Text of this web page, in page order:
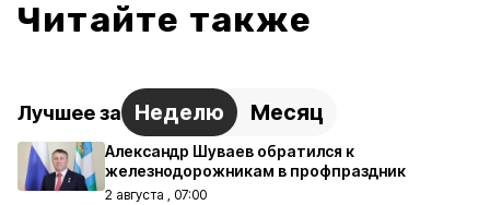
Читайте также
Лучшее за Неделю Месяц
Александр Шуваев обратился к
железнодорожникам в профпраздник
2 августа , 07:00